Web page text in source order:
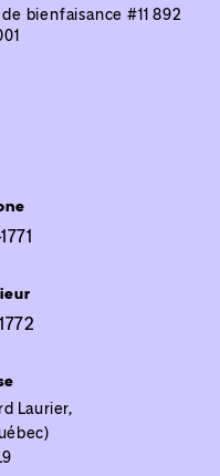
bienfaisance #11 892
Laurier,